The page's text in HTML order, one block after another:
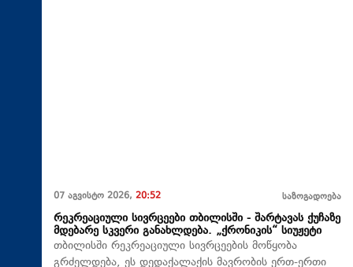
07 აგვისტო 2026, 20:52 საზოგადოება
რეკრეაციული სივრცეები თბილისში - შარტავას ქუჩაზე
მდებარე სკვერი განახლდება. „ქრონიკის“ სიუჟეტი
თბილისში რეკრეაციული სივრცეების მოწყობა
გრძელდება, ეს დედაქალაქის მავრობის ერთ-ერთი